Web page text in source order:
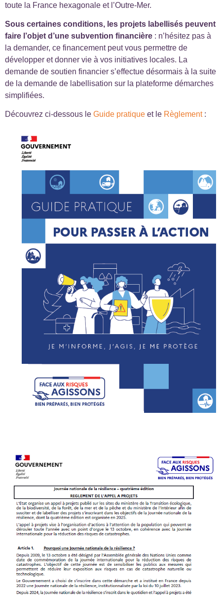
toute la France hexagonale et l’Outre-Mer.
Sous certaines conditions, les projets labellisés peuvent
faire l’objet d’une subvention financière : n’hésitez pas à
la demander, ce financement peut vous permettre de
développer et donner vie à vos initiatives locales. La
demande de soutien financier s’effectue désormais à la suite
de la demande de labellisation sur la plateforme démarches
simplifiées.
Découvrez ci-dessous le Guide pratique et le Règlement: